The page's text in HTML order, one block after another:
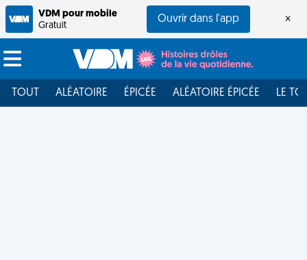
VDM pour mobile
Gratuit
Ouvrir dans l'app ×
TOUT ALÉATOIRE ÉPICÉE ALÉATOIRE ÉPICÉE LE